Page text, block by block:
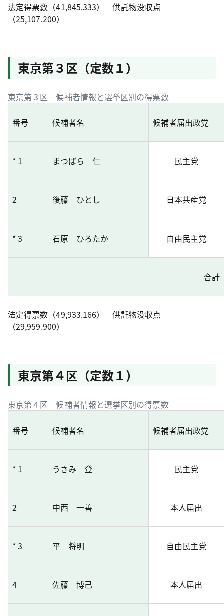
法定得票数（41,845.333） 供託物没収点
（25,107.200）
東京第３区（定数１）
東京第３区 候補者情報と選挙区別の得票数
番号 候補者名 候補者届出政党
* 1 まつばら 仁 民主党
2 後藤 ひとし 日本共産党
* 3 石原 ひろたか 自由民主党
合計
法定得票数（49,933.166） 供託物没収点
（29,959.900）
東京第４区（定数１）
東京第４区 候補者情報と選挙区別の得票数
番号 候補者名 候補者届出政党
* 1 うさみ 登 民主党
2 中西 一善 本人届出
* 3 平 将明 自由民主党
4 佐藤 博己 本人届出